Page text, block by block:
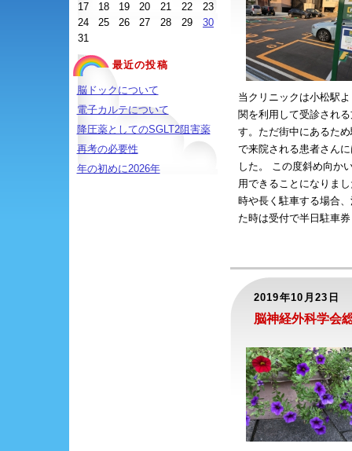
17
18 19 20 21 22
23
24
25 26 27 28 29
30
31
最近の投稿
脳ドックについて
電子カルテについて
降圧薬としてのSGLT2阻害薬
再考の必要性
年の初めに2026年
当クリニックは小松駅
関を利用して受診され
す。ただ街中にあるた
で来院される患者さん
した。 この度斜め向か
用できることになりま
時や長く駐車する場合
た時は受付で半日駐車
2019年10月23日
脳神経外科学会